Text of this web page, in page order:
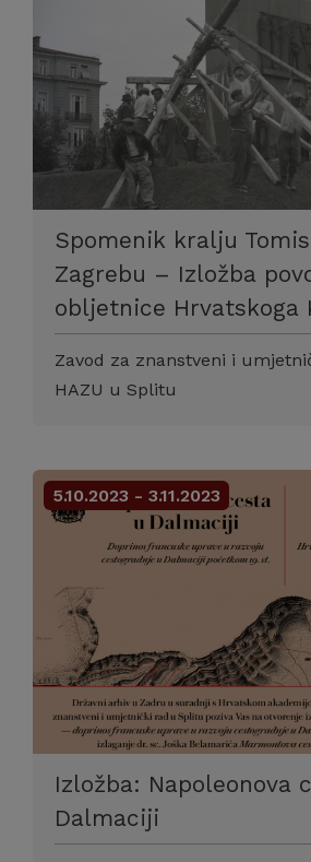
Spomenik kralju
Zagrebu – Izložba
obljetnice Hrvatskoga
Zavod za znanstveni i
HAZU u Splitu
5.10.2023 - 3.11.2023
Izložba: Napoleonova
Dalmaciji